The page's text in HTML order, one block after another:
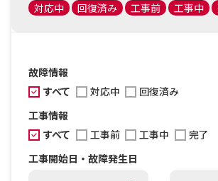
対応中
回復済み 工事前 工事中
故障情報
すべて
対応中
回復済み
工事情報
すべて
工事前 工事中
完了
工事開始日・故障発生日